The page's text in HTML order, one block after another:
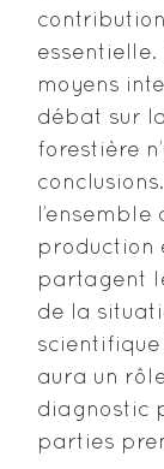
moyens
débat sur
forestière
production
partagent
de la
scientifique
aura un
diagnostic
parties